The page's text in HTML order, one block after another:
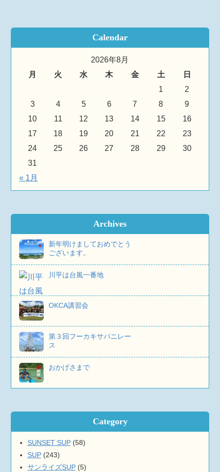
Calendar
2026年8月
月
火 水 木 金 土
日
1
2
3
4 5 6 7 8
9
10
11 12 13 14 15
16
17
18 19 20 21 22
23
24
25 26 27 28 29
30
31
« 1月
Archives
新年明けましておめでとう
ございます。
川平は台風一番地
OKCA講習会
第３回フーカキサバニレー
ス
おかげさまで
Category
SUNSET SUP(58)
SUP(243)
サンライズSUP(5)